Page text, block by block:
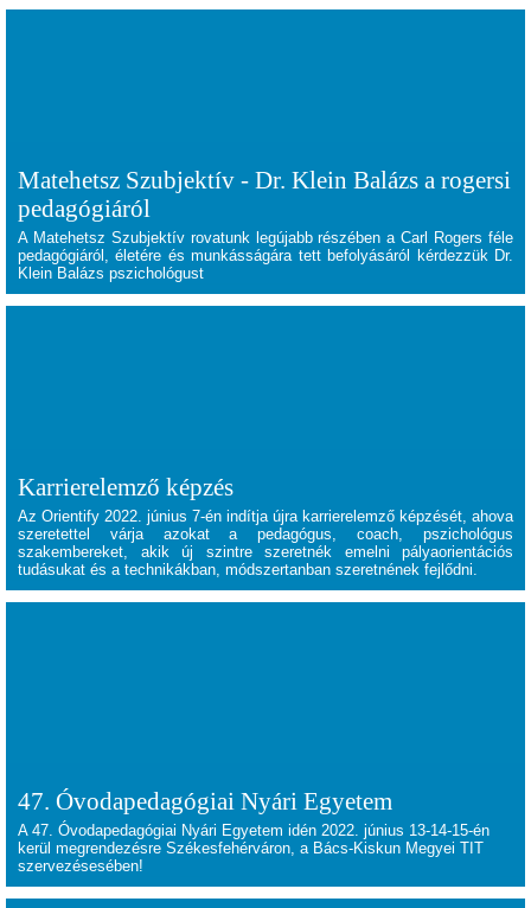
Matehetsz Szubjektív - Dr. Klein Balázs a rogersi
pedagógiáról
A Matehetsz Szubjektív rovatunk legújabb részében a Carl Rogers féle
pedagógiáról, életére és munkásságára tett befolyásáról kérdezzük Dr.
Klein Balázs pszichológust
Karrierelemző képzés
Az Orientify 2022. június 7-én indítja újra karrierelemző képzését, ahova
szeretettel várja azokat a pedagógus, coach, pszichológus
szakembereket, akik új szintre szeretnék emelni
pályaorientációs
tudásukat és a technikákban, módszertanban szeretnének fejlődni.
47. Óvodapedagógiai Nyári Egyetem
A 47. Óvodapedagógiai Nyári Egyetem idén 2022. június 13-14-15-én
kerül megrendezésre Székesfehérváron, a Bács-Kiskun Megyei TIT
szervezésesében!